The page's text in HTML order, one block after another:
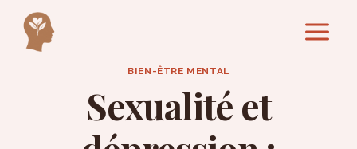
contenu
BIEN-ÊTRE MENTAL
Sexualité et